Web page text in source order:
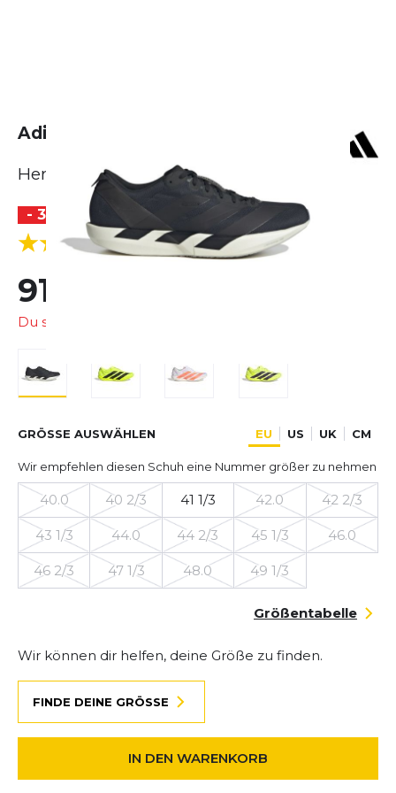
Adidas Adizero Adios 9
Herren
- 34 %
BESTSELLER
5.0 (2 Bewertungen)
91,99 €
Du sparst
GRÖSSE AUSWÄHLEN EU US UK CM
Wir empfehlen diesen Schuh eine Nummer größer zu nehmen
40.0 40 2/3 41 1/3 42.0 42 2/3
43 1/3 44.0 44 2/3 45 1/3 46.0
46 2/3 47 1/3 48.0 49 1/3
Größentabelle
Wir können dir helfen, deine Größe zu finden.
FINDE DEINE GRÖSSE
IN DEN WARENKORB